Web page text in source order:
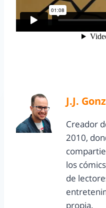
J.J.
Creador
2010,
los
de
propia.